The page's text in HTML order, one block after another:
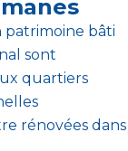
patrimoine bâti
sont
quartiers
rénovées dans